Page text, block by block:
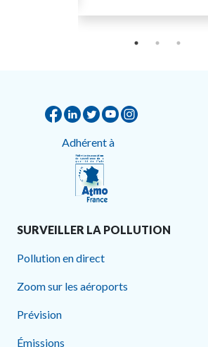
Adhérent à
SURVEILLER LA POLLUTION
Pollution en direct
Zoom sur les aéroports
Prévision
Émissions